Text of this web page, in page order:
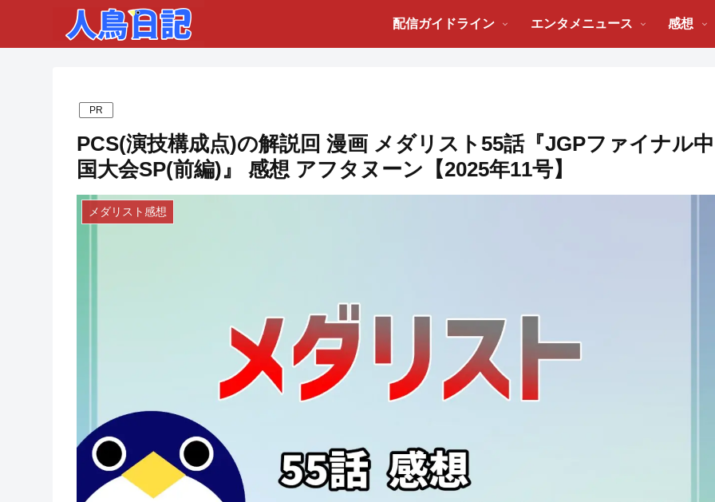
配信ガイドライン エンタメニュース 感想
PR
PCS(演技構成点)の解説回 漫画 メダリスト55話『JGPファイナル中
国大会SP(前編)』 感想 アフタヌーン【2025年11号】
メダリスト感想